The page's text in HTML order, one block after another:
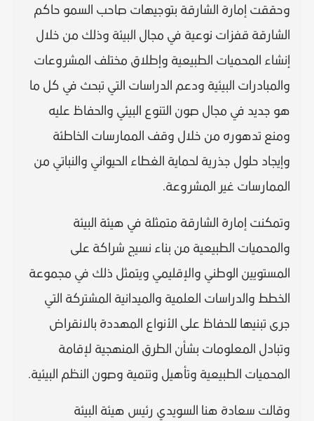
وحققت إمارة الشارقة بتوجيهات صاحب السمو حاكم
الشارقة قفزات نوعية في مجال البيئة وذلك من خلال
إنشاء المحميات الطبيعية وإطلاق مختلف المشروعات
والمبادرات البيئية ودعم الدراسات التي تبحث في كل ما
هو جديد في مجال صون التنوع البيئي والحفاظ عليه
ومنع تدهوره من خلال وقف الممارسات الخاطئة
وإيجاد حلول جذرية لحماية الغطاء الحيواني والنباتي من
الممارسات غير المشروعة.
وتمكنت إمارة الشارقة متمثلة في هيئة البيئة
والمحميات الطبيعية من بناء نسيج شراكة على
المستويين الوطني والإقليمي ويتمثل ذلك في مجموعة
الخطط والدراسات العلمية والميدانية المشتركة التي
جرى تبنيها للحفاظ على الأنواع المهددة بالانقراض
وتبادل المعلومات بشأن الطرق المنهجية لإقامة
المحميات الطبيعية وتأهيل وتنمية وصون النظم البيئية.
وقالت سعادة هنا السويدي رئيس هيئة البيئة